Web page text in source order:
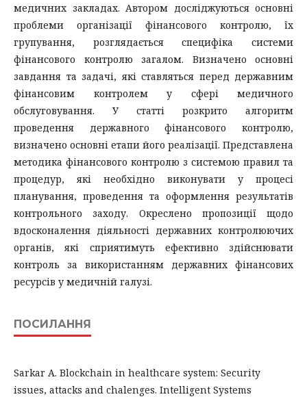
медичних закладах. Автором досліджуються основні
проблеми організації фінансового контролю, їх
групування, розглядається специфіка системи
фінансового контролю загалом. Визначено основні
завдання та задачі, які ставляться перед державним
фінансовим контролем у сфері медичного
обслуговування. У статті розкрито алгоритм
проведення державного фінансового контролю,
визначено основні етапи його реалізації. Представлена
методика фінансового контролю з системою правил та
процедур, які необхідно виконувати у процесі
планування, проведення та оформлення результатів
контрольного заходу. Окреслено пропозиції щодо
вдосконалення діяльності державних контролюючих
органів, які сприятимуть ефективно здійснювати
контроль за використанням державних фінансових
ресурсів у медичній галузі.
ПОСИЛАННЯ
Sarkar A. Blockchain in healthcare system: Security
issues, attacks and chalenges. Intelligent Systems